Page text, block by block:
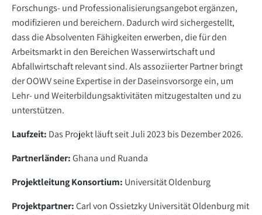
Forschungs- und Professionalisierungsangebot ergänzen,
modifizieren und bereichern. Dadurch wird sichergestellt,
dass die Absolventen Fähigkeiten erwerben, die für den
Arbeitsmarkt in den Bereichen Wasserwirtschaft und
Abfallwirtschaft relevant sind. Als assoziierter Partner bringt
der OOWV seine Expertise in der Daseinsvorsorge ein, um
Lehr- und Weiterbildungsaktivitäten mitzugestalten und zu
unterstützen.
Laufzeit: Das Projekt läuft seit Juli 2023 bis Dezember 2026.
Partnerländer:Ghana und Ruanda
Projektleitung Konsortium: Universität Oldenburg
Projektpartner:Carl von Ossietzky Universität Oldenburg mit